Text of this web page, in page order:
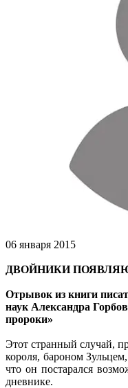
06 января 2015
ДВОЙНИКИ
Отрывок из книги
наук Александра
пророки»
Этот странный случай,
короля, бароном
что он постарался
дневнике.